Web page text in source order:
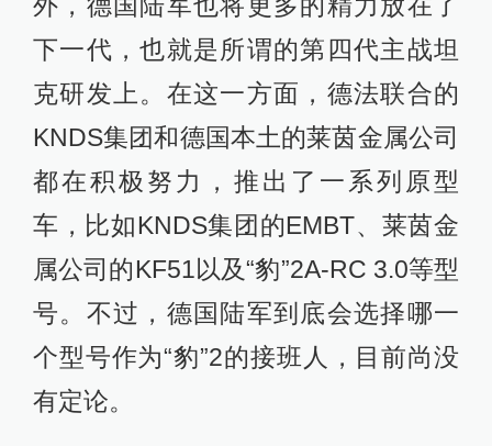
下一代，也就是所谓的第四代主战坦
克研发上。在这一方面，德法联合的
KNDS集团和德国本土的莱茵金属公司
都在积极努力，推出了一系列原型
车，比如KNDS集团的EMBT、莱茵金
属公司的KF51以及“豹”2A-RC 3.0等型
号。不过，德国陆军到底会选择哪一
个型号作为“豹”2的接班人，目前尚没
有定论。